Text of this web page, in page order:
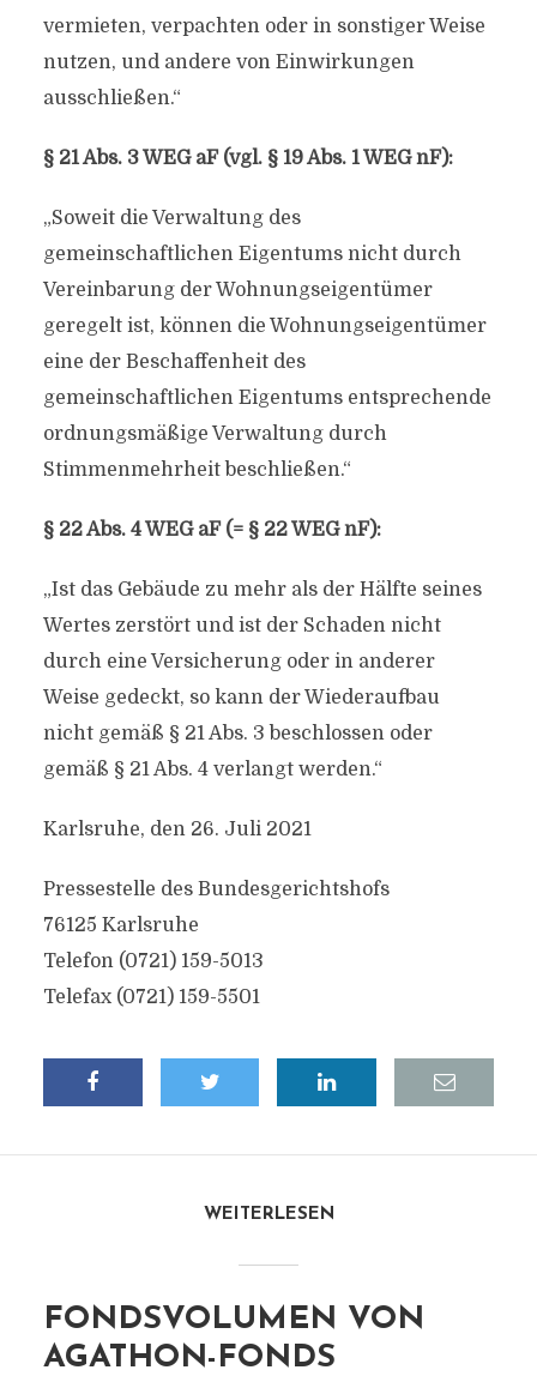
vermieten, verpachten oder in sonstiger Weise
nutzen, und andere von Einwirkungen
ausschließen.“
§ 21 Abs. 3 WEG aF (vgl. § 19 Abs. 1 WEG nF):
„Soweit die Verwaltung des
gemeinschaftlichen Eigentums nicht durch
Vereinbarung der Wohnungseigentümer
geregelt ist, können die Wohnungseigentümer
eine der Beschaffenheit des
gemeinschaftlichen Eigentums entsprechende
ordnungsmäßige Verwaltung durch
Stimmenmehrheit beschließen.“
§ 22 Abs. 4 WEG aF (= § 22 WEG nF):
„Ist das Gebäude zu mehr als der Hälfte seines
Wertes zerstört und ist der Schaden nicht
durch eine Versicherung oder in anderer
Weise gedeckt, so kann der Wiederaufbau
nicht gemäß § 21 Abs. 3 beschlossen oder
gemäß § 21 Abs. 4 verlangt werden.“
Karlsruhe, den 26. Juli 2021
Pressestelle des Bundesgerichtshofs
76125 Karlsruhe
Telefon (0721) 159-5013
Telefax (0721) 159-5501
WEITERLESEN
FONDSVOLUMEN VON
AGATHON-FONDS